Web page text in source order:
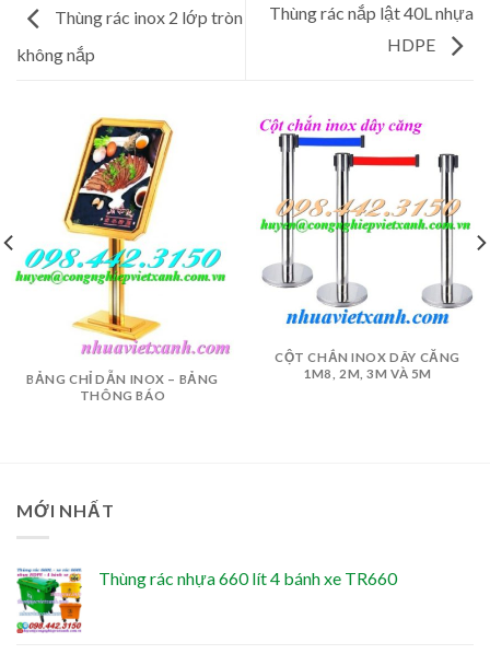
Thùng rác inox 2 lớp tròn
không nắp
Thùng rác nắp lật 40L nhựa
HDPE
BẢNG CHỈ DẪN INOX – BẢNG
THÔNG BÁO
CỘT CHẮN INOX DÂY CĂNG
1M8, 2M, 3M VÀ 5M
MỚI NHẤT
Thùng rác nhựa 660 lít 4 bánh xe TR660